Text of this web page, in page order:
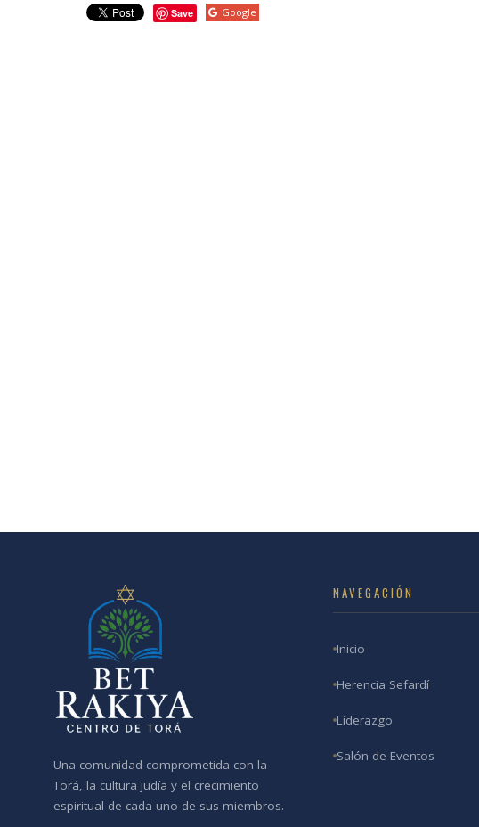
Google
Save
Una comunidad comprometida con la
Torá, la cultura judía y el crecimiento
espiritual de cada uno de sus miembros.
NAVEGACIÓN
Inicio
Herencia Sefardí
Liderazgo
Salón de Eventos